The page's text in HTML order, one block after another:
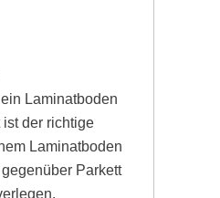
Laminatboden
der richtige
Laminatboden
Parkett